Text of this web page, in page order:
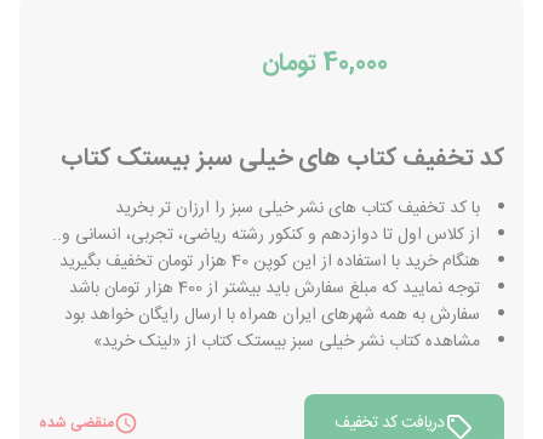
40,000 تومان
کد تخفیف کتاب های خیلی سبز بیستک کتاب
با کد تخفیف کتاب های نشر خیلی سبز را ارزان تر بخرید
از کلاس اول تا دوازدهم و کنکور رشته ریاضی، تجربی، انسانی و..
هنگام خرید با استفاده از این کوپن 40 هزار تومان تخفیف بگیرید
توجه نمایید که مبلغ سفارش باید بیشتر از 400 هزار تومان باشد
سفارش به همه شهرهای ایران همراه با ارسال رایگان خواهد بود
مشاهده کتاب نشر خیلی سبز بیستک کتاب از «لینک خرید»
دریافت کد تخفیف منقضی شده